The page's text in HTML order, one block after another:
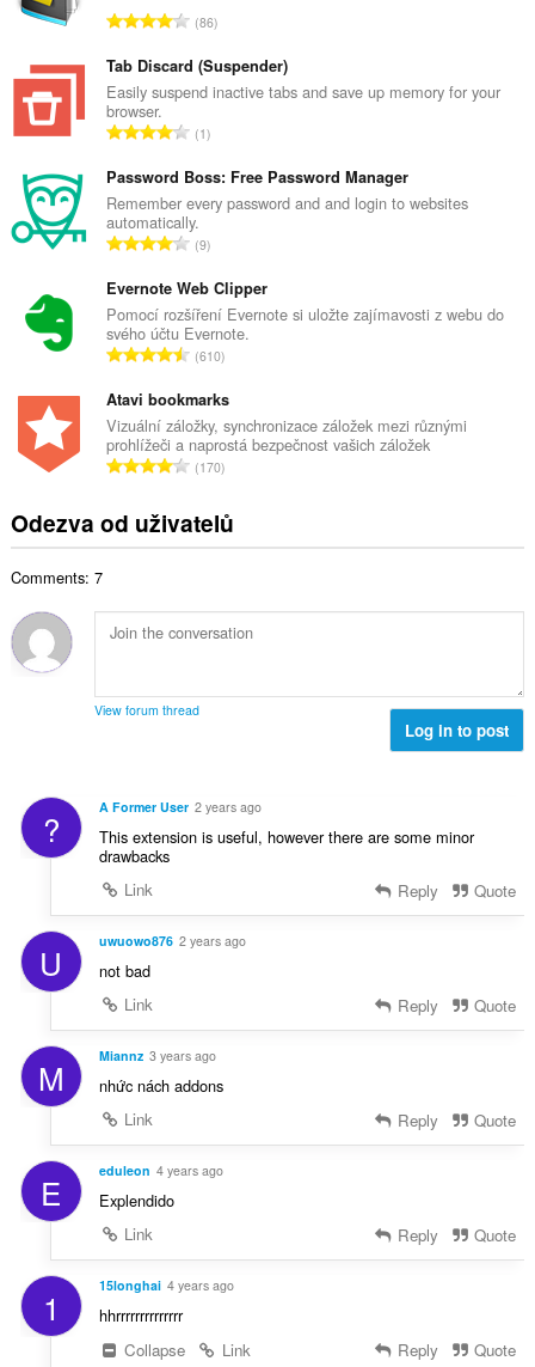
C
l
k
v
p
o
č
e
t
h
o
d
o
c
e
n
:
86
Tab Discard (Suspender)
Easily suspend inactive tabs and save up memory for your
browser.
C
l
k
o
v
p
o
č
e
t
h
o
d
o
c
í
:
1
Password Boss: Free Password Manager
Remember every password and and login to websites
automatically.
C
l
k
o
v
p
o
č
e
h
o
o
n
í
9
Evernote Web Clipper
Pomocí rozšíření Evernote si uložte zajímavosti z webu do
svého účtu Evernote.
C
l
k
o
v
p
o
t
h
n
n
í
610
Atavi bookmarks
Vizuální záložky, synchronizace záložek mezi různými
prohlížeči a naprostá bezpečnost vašich záložek
C
l
k
ý
p
e
d
o
n
í
170
Odezva od uživatelů
Comments: 7
View forum thread
Log in to post
? A Former User 2 years ago
This extension is useful, however there are some minor
drawbacks
Link
Reply Quote
U uwuowo876 2 years ago
not bad
Link
Reply Quote
M Miannz 3 years ago
nhức nách addons
Link
Reply Quote
E eduleon 4 years ago
Explendido
Link
Reply Quote
1 15longhai 4 years ago
hhrrrrrrrrrrrrrr
Collapse
Link Reply Quote